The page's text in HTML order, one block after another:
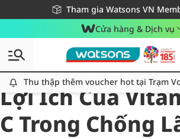
Tham gia Watsons VN
Miễn phí giao hàng cho đơn
Giao hàng nhanh 24h - Áp dụng khu
Cửa hàng & Dịch vụ
Thu thập thêm voucher hot tại Trạm Voucher
Thu thập thêm voucher hot tại Trạm
All
Chăm Sóc Cá Nhân
Lợi Ích Của
C Trong Chống